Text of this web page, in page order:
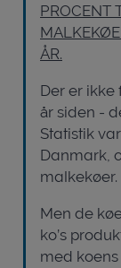
PROCENT
ÅR.
Der er
år siden -
Statistik
Danmark,
malkekøer.
Men de
ko’s
med